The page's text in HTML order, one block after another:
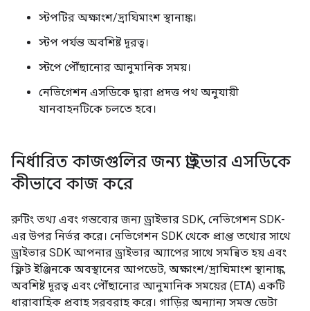
স্টপটির অক্ষাংশ/দ্রাঘিমাংশ স্থানাঙ্ক।
স্টপ পর্যন্ত অবশিষ্ট দূরত্ব।
স্টপে পৌঁছানোর আনুমানিক সময়।
নেভিগেশন এসডিকে দ্বারা প্রদত্ত পথ অনুযায়ী
যানবাহনটিকে চলতে হবে।
নির্ধারিত কাজগুলির জন্য ড্রাইভার এসডিকে
কীভাবে কাজ করে
রুটিং তথ্য এবং গন্তব্যের জন্য ড্রাইভার SDK, নেভিগেশন SDK-
এর উপর নির্ভর করে। নেভিগেশন SDK থেকে প্রাপ্ত তথ্যের সাথে
ড্রাইভার SDK আপনার ড্রাইভার অ্যাপের সাথে সমন্বিত হয় এবং
ফ্লিট ইঞ্জিনকে অবস্থানের আপডেট, অক্ষাংশ/দ্রাঘিমাংশ স্থানাঙ্ক,
অবশিষ্ট দূরত্ব এবং পৌঁছানোর আনুমানিক সময়ের (ETA) একটি
ধারাবাহিক প্রবাহ সরবরাহ করে। গাড়ির অন্যান্য সমস্ত ডেটা